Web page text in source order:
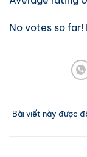
No votes so
Bài viết này được